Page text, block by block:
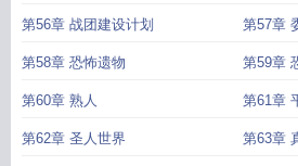
第56章 战团建设计划 第57章
第58章 恐怖遗物 第59章
第60章 熟人 第61章
第62章 圣人世界 第63章